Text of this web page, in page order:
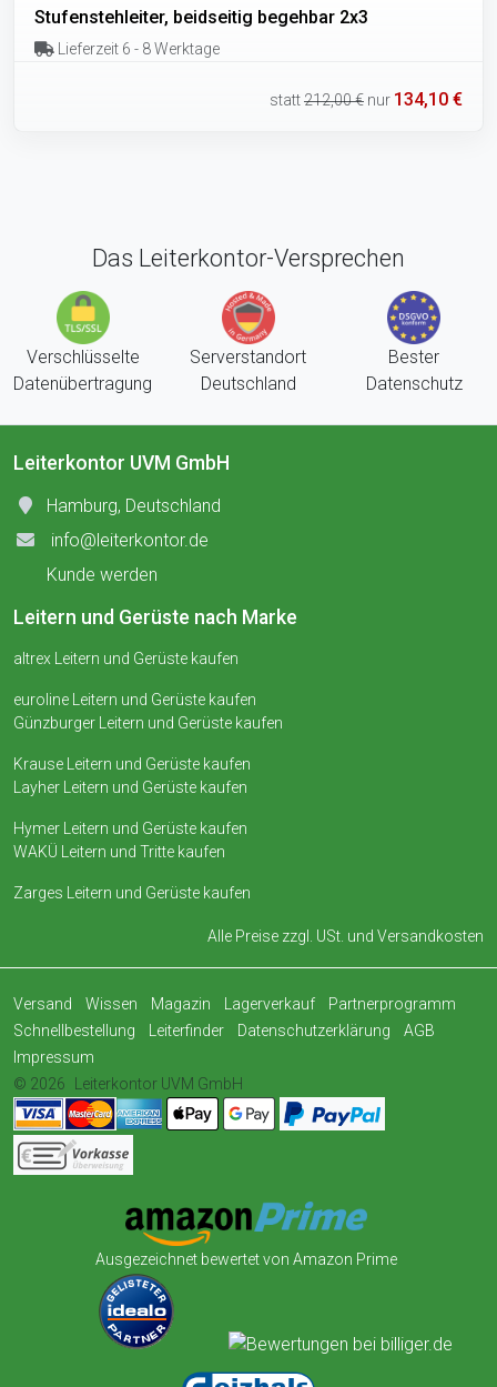
Stufenstehleiter, beidseitig begehbar 2x3
Lieferzeit 6 - 8 Werktage
statt212,00 € nur 134,10 €
Das Leiterkontor-Versprechen
Verschlüsselte
Datenübertragung
Serverstandort
Deutschland
Bester
Datenschutz
Leiterkontor UVM GmbH
Hamburg, Deutschland
info@leiterkontor.de
Kunde werden
Leitern und Gerüste nach Marke
altrex Leitern und Gerüste kaufen
euroline Leitern und Gerüste kaufen
Günzburger Leitern und Gerüste kaufen
Krause Leitern und Gerüste kaufen
Layher Leitern und Gerüste kaufen
Hymer Leitern und Gerüste kaufen
WAKÜ Leitern und Tritte kaufen
Zarges Leitern und Gerüste kaufen
Alle Preise zzgl. USt. und Versandkosten
Versand Wissen Magazin Lagerverkauf
Partnerprogramm
Schnellbestellung
Leiterfinder Datenschutzerklärung
AGB
Impressum
© 2026
Leiterkontor UVM GmbH
Ausgezeichnet bewertet von Amazon Prime